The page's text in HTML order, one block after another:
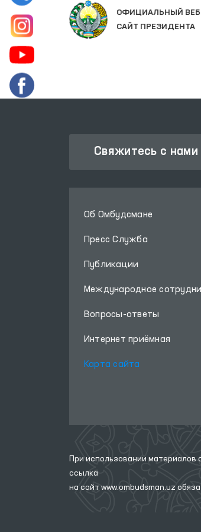
ОФИЦИАЛЬНЫЙ ВЕБ
САЙТ ПРЕЗИДЕНТА
Свяжитесь с нами
Об Омбудсмане
Пресс Служба
Публикации
Международное
Вопросы-ответы
Интернет приёмная
Карта сайта
При использовании материалов
ссылка
на сайт www.ombudsman.uz